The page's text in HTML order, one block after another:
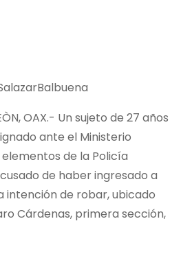
OAX.- Un sujeto de 27 años
ante el Ministerio
de la Policía
de haber ingresado a
intención de robar, ubicado
Cárdenas, primera sección,